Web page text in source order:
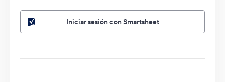
Iniciar sesión con Smartsheet